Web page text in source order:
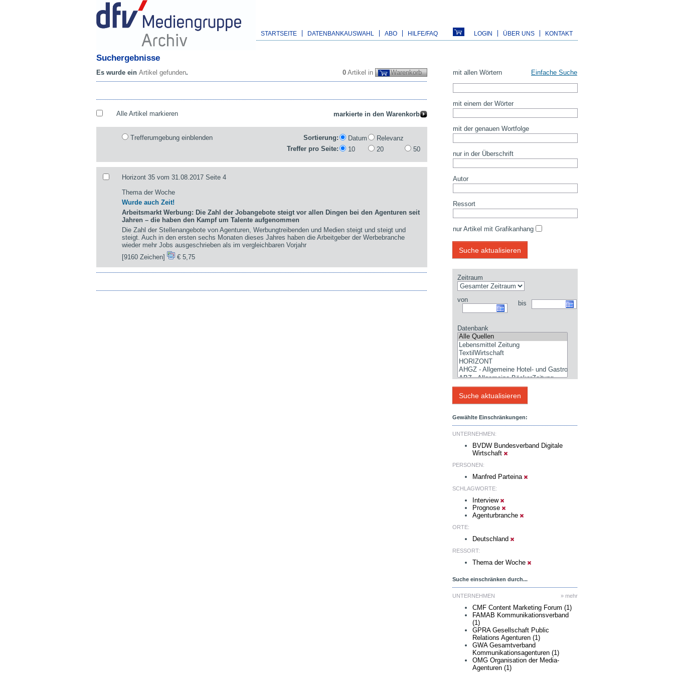
STARTSEITE DATENBANKAUSWAHL ABO HILFE/FAQ LOGIN ÜBER UNS KONTAKT
Suchergebnisse
0 Artikel in Warenkorb
Es wurde ein Artikel gefunden.
Alle Artikel markieren
Trefferumgebung einblenden Sortierung: Datum
Relevanz
Treffer pro Seite:
10 20 50
Horizont 35 vom 31.08.2017 Seite 4
Thema der Woche
Wurde auch Zeit!
Arbeitsmarkt Werbung: Die Zahl der Jobangebote steigt vor allen Dingen bei den Agenturen seit
Jahren – die haben den Kampf um Talente aufgenommen
Die Zahl der Stellenangebote von Agenturen, Werbungtreibenden und Medien steigt und steigt und
steigt. Auch in den ersten sechs Monaten dieses Jahres haben die Arbeitgeber der Werbebranche
wieder mehr Jobs ausgeschrieben als im vergleichbaren Vorjahr
[9160 Zeichen]
€ 5,75
mit allen Wörtern Einfache Suche
mit einem der Wörter
mit der genauen Wortfolge
nur in der Überschrift
Autor
Ressort
nur Artikel mit Grafikanhang
Zeitraum
von bis
Datenbank
Gewählte Einschränkungen:
UNTERNEHMEN:
BVDW Bundesverband Digitale
Wirtschaft
PERSONEN:
Manfred Parteina
SCHLAGWORTE:
Interview
Prognose
Agenturbranche
ORTE:
Deutschland
RESSORT:
Thema der Woche
Suche einschränken durch...
» mehr
UNTERNEHMEN
CMF Content Marketing Forum (1)
FAMAB Kommunikationsverband
(1)
GPRA Gesellschaft Public
Relations Agenturen (1)
GWA Gesamtverband
Kommunikationsagenturen (1)
OMG Organisation der Media-
Agenturen (1)